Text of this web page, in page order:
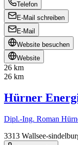
Telefon
E-Mail schreiben
E-Mail
Website besuchen
Website
26 km
26 km
Hürner
Dipl.-Ing. Roman
3313 Wallsee-